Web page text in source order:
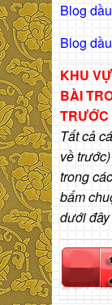
Blog
Blog
KHU
BÀI
TRƯỚC
Tất cả
về
trong
bấm
dưới